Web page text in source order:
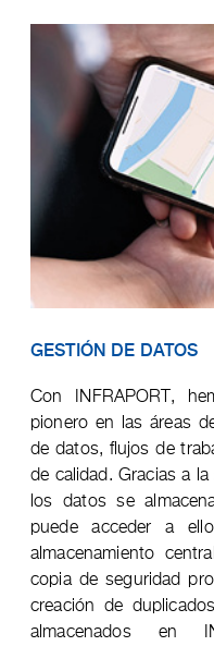
GESTIÓN DE DATOS
Con INFRAPORT,
pionero en las áreas
de datos, flujos de
de calidad. Gracias a
los datos se
puede acceder a
almacenamiento
copia de seguridad
creación de
almacenados en